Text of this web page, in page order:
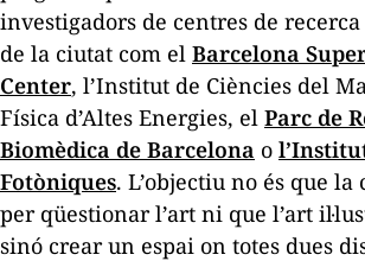
investigadors de centres de
de la ciutat com el Barcelona
Center, l’Institut de Ciències del
Física d’Altes Energies, el Parc de
Biomèdica de Barcelona o
Fotòniques. L’objectiu no és que
per qüestionar l’art ni que l’art
sinó crear un espai on totes dues